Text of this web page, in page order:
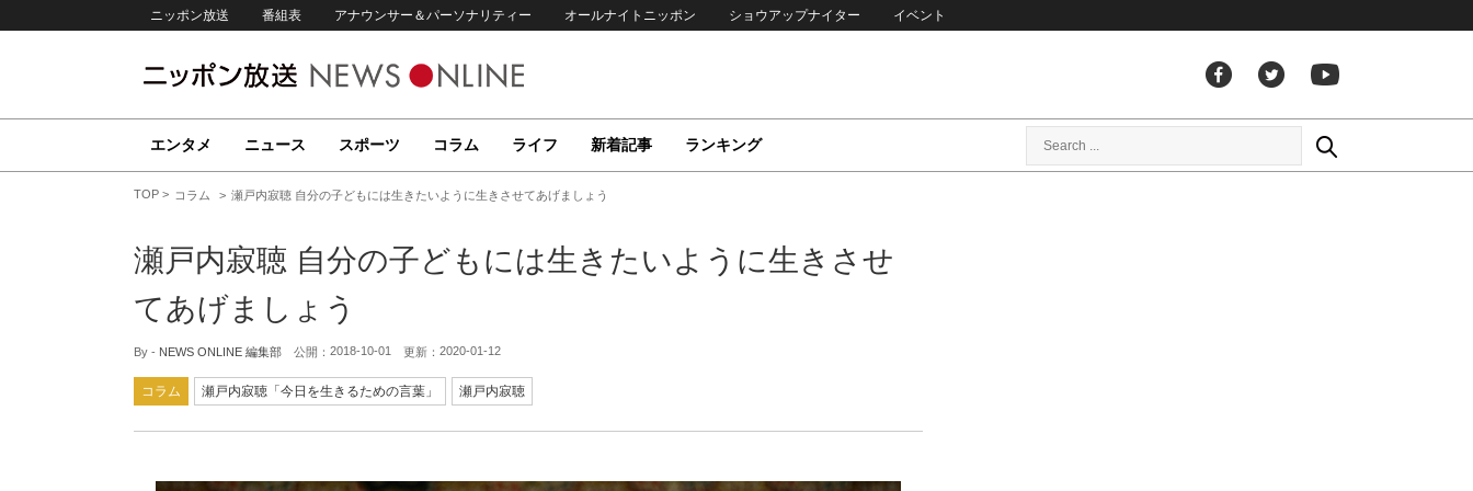
ニッポン放送 番組表 アナウンサー＆パーソナリティー オールナイトニッポン ショウアップナイター イベント
エンタメ ニュース スポーツ コラム ライフ 新着記事 ランキング
TOP コラム 瀬戸内寂聴 自分の子どもには生きたいように生きさせてあげましょう
瀬戸内寂聴 自分の子どもには生きたいように生きさせ
てあげましょう
By - NEWS ONLINE 編集部 公開： 2018-10-01 更新： 2020-01-12
コラム 瀬戸内寂聴「今日を生きるための言葉」 瀬戸内寂聴